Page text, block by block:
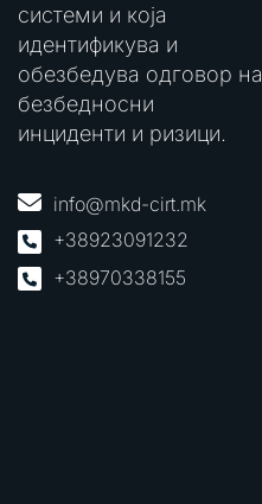
системи и која
идентификува и
обезбедува одговор на
безбедносни
инциденти и ризици.
info@mkd-cirt.mk
+38923091232
+38970338155